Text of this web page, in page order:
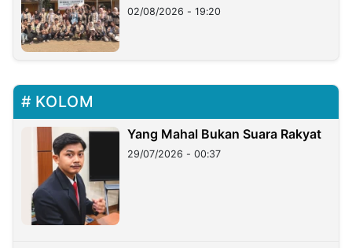
02/08/2026 - 19:20
KOLOM
Yang Mahal Bukan Suara Rakyat
29/07/2026 - 00:37